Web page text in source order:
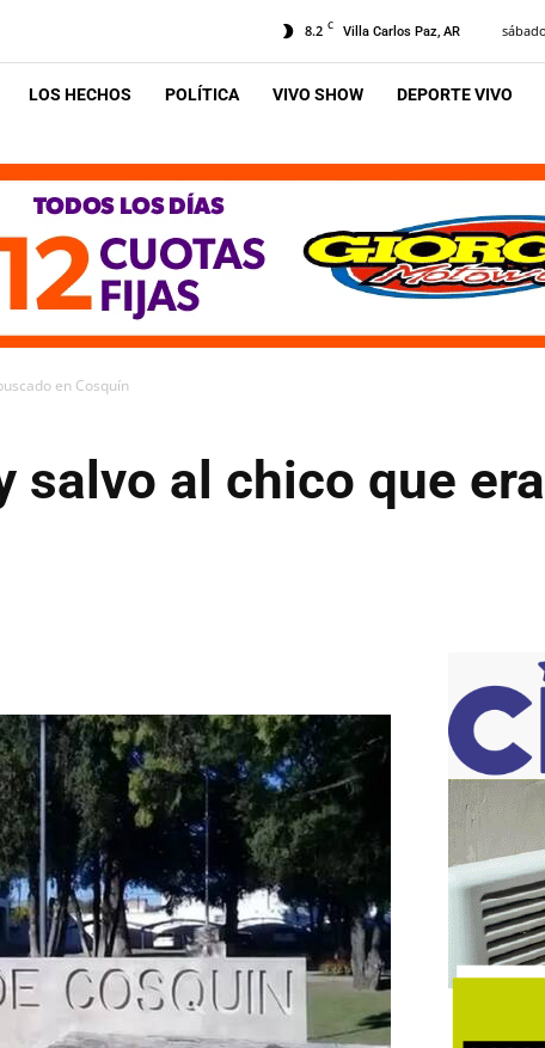
8.2 C Villa Carlos Paz, AR
LOS HECHOS POLÍTICA VIVO SHOW DEPORTE VIVO
en Cosquín
salvo al chico que